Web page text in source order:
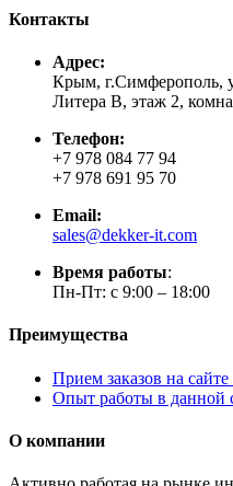
Контакты
Адрес:
Крым, г.Симферополь,
Литера В, этаж 2,
Телефон:
+7 978 084 77 94
+7 978 691 95 70
Email:
sales@dekker-it.com
Время работы:
Пн-Пт: с 9:00 – 18:00
Преимущества
Прием заказов на сайте
Опыт работы в данной
О компании